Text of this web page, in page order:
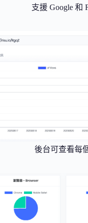
支援 Google 和
後台可查看每